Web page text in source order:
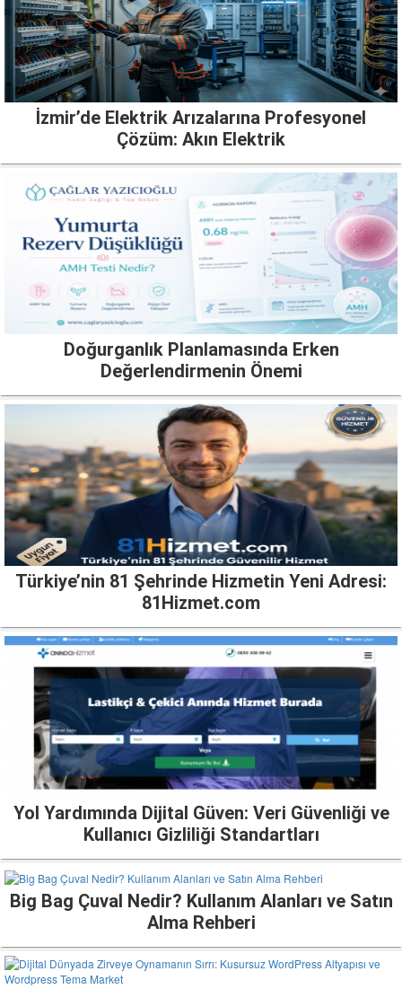
İzmir’de Elektrik Arızalarına Profesyonel
Çözüm: Akın Elektrik
Doğurganlık Planlamasında Erken
Değerlendirmenin Önemi
Türkiye’nin 81 Şehrinde Hizmetin Yeni Adresi:
81Hizmet.com
Yol Yardımında Dijital Güven: Veri Güvenliği ve
Kullanıcı Gizliliği Standartları
Big Bag Çuval Nedir? Kullanım Alanları ve Satın
Alma Rehberi